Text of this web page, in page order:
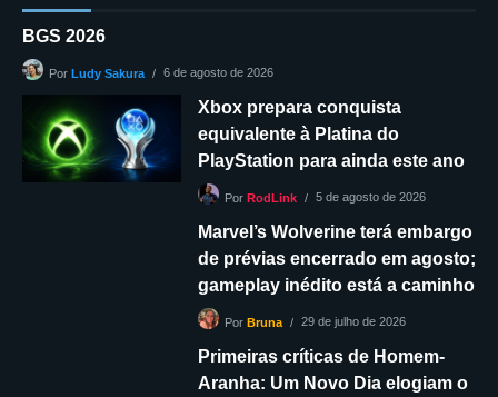
BGS 2026
Por Ludy Sakura 6 de agosto de 2026
Xbox prepara conquista
equivalente à Platina do
PlayStation para ainda este ano
Por RodLink 5 de agosto de 2026
Marvel’s Wolverine terá embargo
de prévias encerrado em agosto;
gameplay inédito está a caminho
Por Bruna 29 de julho de 2026
Primeiras críticas de Homem-
Aranha: Um Novo Dia elogiam o